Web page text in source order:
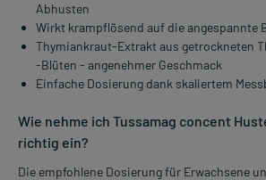
Abhusten
Wirkt krampflösend auf die angespannte
Thymiankraut-Extrakt aus getrockneten
-Blüten - angenehmer Geschmack
Einfache Dosierung dank skaliertem
Wie nehme ich Tussamag concent
richtig ein?
Die empfohlene Dosierung für Erwachsene